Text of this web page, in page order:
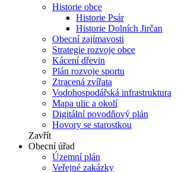
Historie obce
Historie Psár
Historie Dolních Jirčan
Obecní zajímavosti
Strategie rozvoje obce
Kácení dřevin
Plán rozvoje sportu
Ztracená zvířata
Vodohospodářská infrastruktura
Mapa ulic a okolí
Digitální povodňový plán
Hovory se starostkou
Zavřít
Obecní úřad
Územní plán
Veřejné zakázky